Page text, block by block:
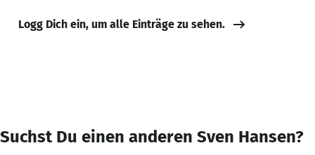
Logg Dich ein, um alle Einträge zu sehen.
Suchst Du einen anderen Sven Hansen?